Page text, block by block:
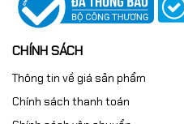
Mua Asus Gaming ROG
chính hãng tại
Khi mua tạiHancomputer.vn
với:
CHÍNH SÁCH
Thông tin về giá sản phẩm
Chính sách thanh toán